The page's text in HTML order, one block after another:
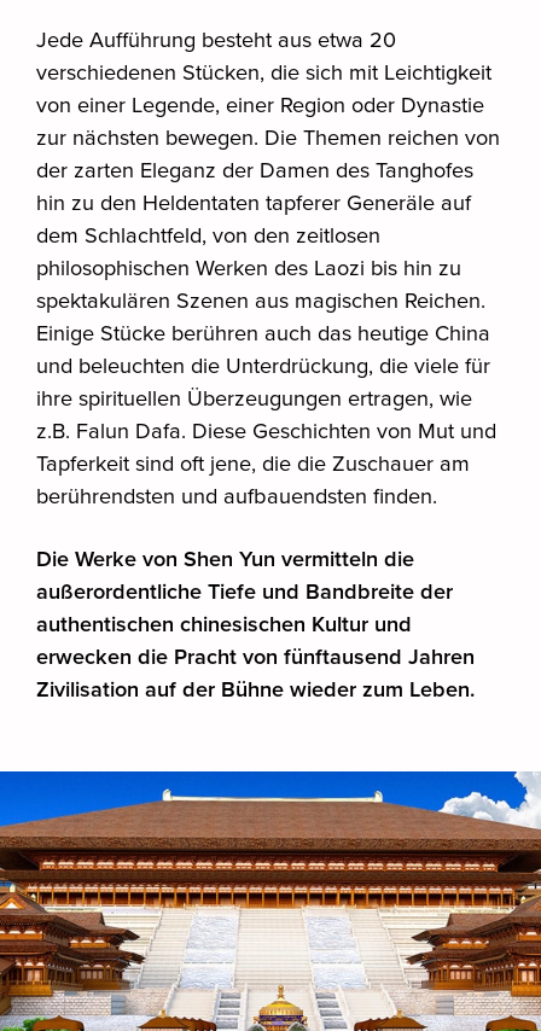
Jede Aufführung besteht aus etwa 20
verschiedenen Stücken, die sich mit Leichtigkeit
von einer Legende, einer Region oder Dynastie
zur nächsten bewegen. Die Themen reichen von
der zarten Eleganz der Damen des Tanghofes
hin zu den Heldentaten tapferer Generäle auf
dem Schlachtfeld, von den zeitlosen
philosophischen Werken des Laozi bis hin zu
spektakulären Szenen aus magischen Reichen.
Einige Stücke berühren auch das heutige China
und beleuchten die Unterdrückung, die viele für
ihre spirituellen Überzeugungen ertragen, wie
z.B. Falun Dafa. Diese Geschichten von Mut und
Tapferkeit sind oft jene, die die Zuschauer am
berührendsten und aufbauendsten finden.
Die Werke von Shen Yun vermitteln die
außerordentliche Tiefe und Bandbreite der
authentischen chinesischen Kultur und
erwecken die Pracht von fünftausend Jahren
Zivilisation auf der Bühne wieder zum Leben.